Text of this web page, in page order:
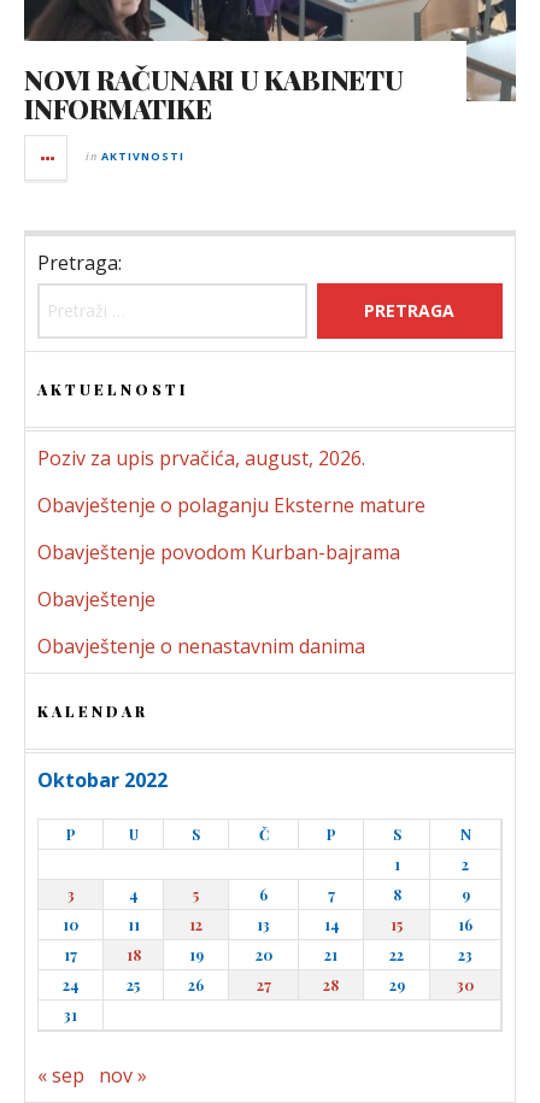
NOVI RAČUNARI U KABINETU
INFORMATIKE
in AKTIVNOSTI
Pretraga:
AKTUELNOSTI
Poziv za upis prvačića, august, 2026.
Obavještenje o polaganju Eksterne mature
Obavještenje povodom Kurban-bajrama
Obavještenje
Obavještenje o nenastavnim danima
KALENDAR
Oktobar 2022
P U S Č P S
N
1
2
3
4 5 6 7 8
9
10
11 12 13 14 15
16
17
18 19 20 21 22
23
24
25 26 27 28 29
30
31
« sep nov »